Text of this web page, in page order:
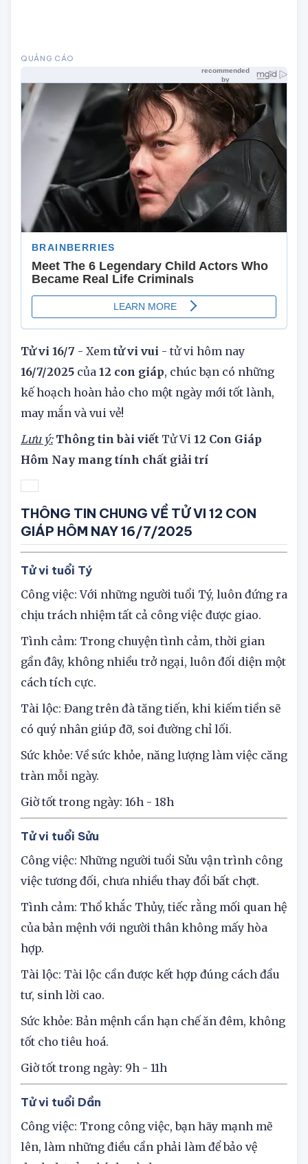
Tử vi 16/7 - Xem tử vi vui- tử vi hôm nay
16/7/2025 của12 con giáp, chúc bạn có những
kế hoạch hoàn hảo cho một ngày mới tốt lành,
may mắn và vui vẻ!
Lưu ý: Thông tin bài viếtTử Vi 12 Con Giáp
Hôm Nay mang tính chất giải trí
THÔNG TIN CHUNG VỀ TỬ VI 12 CON
GIÁP HÔM NAY 16/7/2025
Tử vi tuổi Tý
Công việc: Với những người tuổi Tý, luôn đứng ra
chịu trách nhiệm tất cả công việc được giao.
Tình cảm: Trong chuyện tình cảm, thời gian
gần đây, không nhiều trở ngại, luôn đối diện một
cách tích cực.
Tài lộc: Đang trên đà tăng tiến, khi kiếm tiền sẽ
có quý nhân giúp đỡ, soi đường chỉ lối.
Sức khỏe: Về sức khỏe, năng lượng làm việc căng
tràn mỗi ngày.
Giờ tốt trong ngày: 16h - 18h
Tử vi tuổi Sửu
Công việc: Những người tuổi Sửu vận trình công
việc tương đối, chưa nhiều thay đổi bất chợt.
Tình cảm: Thổ khắc Thủy, tiếc rằng mối quan hệ
của bản mệnh với người thân không mấy hòa
hợp.
Tài lộc: Tài lộc cần được kết hợp đúng cách đầu
tư, sinh lời cao.
Sức khỏe: Bản mệnh cần hạn chế ăn đêm, không
tốt cho tiêu hoá.
Giờ tốt trong ngày: 9h - 11h
Tử vi tuổi Dần
Công việc: Trong công việc, bạn hãy mạnh mẽ